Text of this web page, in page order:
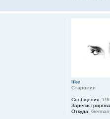
like
Старожил
Сообщения:
Откуда: